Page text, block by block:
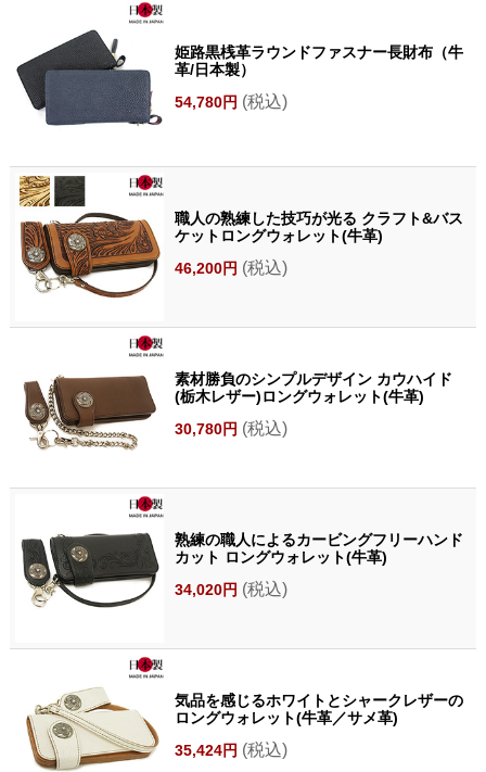
姫路黒桟革ラウンドファスナー長財布（牛
革/日本製）
54,780円 (税込)
職人の熟練した技巧が光る クラフト&バス
ケットロングウォレット(牛革)
46,200円 (税込)
素材勝負のシンプルデザイン カウハイド
(栃木レザー)ロングウォレット(牛革)
30,780円 (税込)
熟練の職人によるカービングフリーハンド
カット ロングウォレット(牛革)
34,020円 (税込)
気品を感じるホワイトとシャークレザーの
ロングウォレット(牛革／サメ革)
35,424円 (税込)